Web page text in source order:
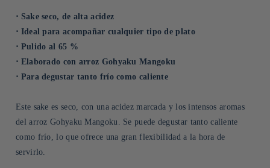
⋅ Sake seco, de alta acidez
⋅ Ideal para acompañar cualquier tipo de plato
⋅ Pulido al 65 %
⋅ Elaborado con arroz Gohyaku Mangoku
⋅ Para degustar tanto frío como caliente
Este sake es seco, con una acidez marcada y los intensos aromas
del arroz Gohyaku Mangoku. Se puede degustar tanto caliente
como frío, lo que ofrece una gran flexibilidad a la hora de
servirlo.